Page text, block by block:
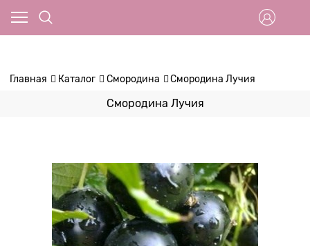
Главная Каталог Смородина Смородина Лучия
Смородина Лучия